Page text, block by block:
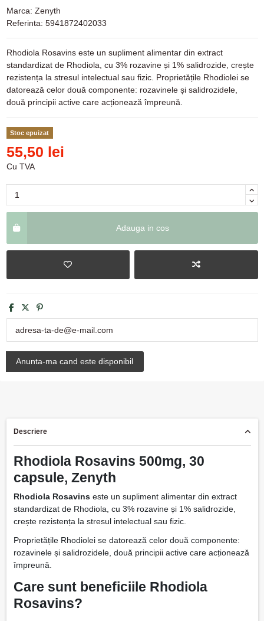
Marca: Zenyth
Referinta: 5941872402033
Rhodiola Rosavins este un supliment alimentar din extract
standardizat de Rhodiola, cu 3% rozavine și 1% salidrozide, crește
rezistența la stresul intelectual sau fizic. Proprietățile Rhodiolei se
datorează celor două componente: rozavinele și salidrozidele,
două principii active care acționează împreună.
Stoc epuizat
55,50 lei
Cu TVA
Adauga in cos
Descriere
Rhodiola Rosavins 500mg, 30
capsule, Zenyth
Rhodiola Rosavinseste un supliment alimentar din extract
standardizat de Rhodiola, cu 3% rozavine și 1% salidrozide,
crește rezistența la stresul intelectual sau fizic.
Proprietățile Rhodiolei se datorează celor două componente:
rozavinele și salidrozidele, două principii active care acționează
împreună.
Care sunt beneficiile Rhodiola
Rosavins?